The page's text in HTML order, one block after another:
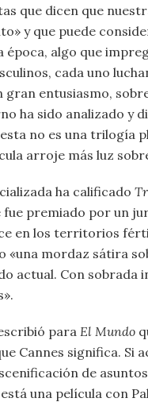
que dicen que
y que puede
época, algo que
cada uno
gran entusiasmo,
ha sido analizado y
no es una trilogía
arroje más luz
ha calificado
fue premiado por un
en los territorios
«una mordaz sátira
actual. Con
para El Mundo
Cannes significa. Si
de
una película con